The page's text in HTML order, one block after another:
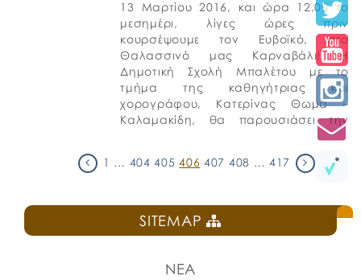
13 Μαρτίου 2016, και ώρα 12.00 το
μεσημέρι, λίγες ώρες πριν
κουρσέψουμε τον Ευβοϊκό, στο
Θαλασσινό μας Καρναβάλι! Η
Δημοτική Σχολή Μπαλέτου με το
τμήμα της καθηγήτριας και
χορογράφου, Κατερίνας Θωμά –
Καλαμακίδη, θα παρουσιάσει την
χορευτική παράσταση “Bailando En
1 … 404 405 406 407 408 … 417
SITEMAP
ΝΕΑ